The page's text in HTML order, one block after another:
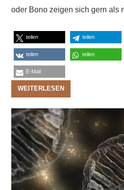
oder Bono zeigen sich gern als
teilen teilen
teilen teilen
E-Mail
WEITERLESEN